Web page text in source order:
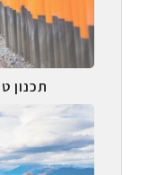
תכנון